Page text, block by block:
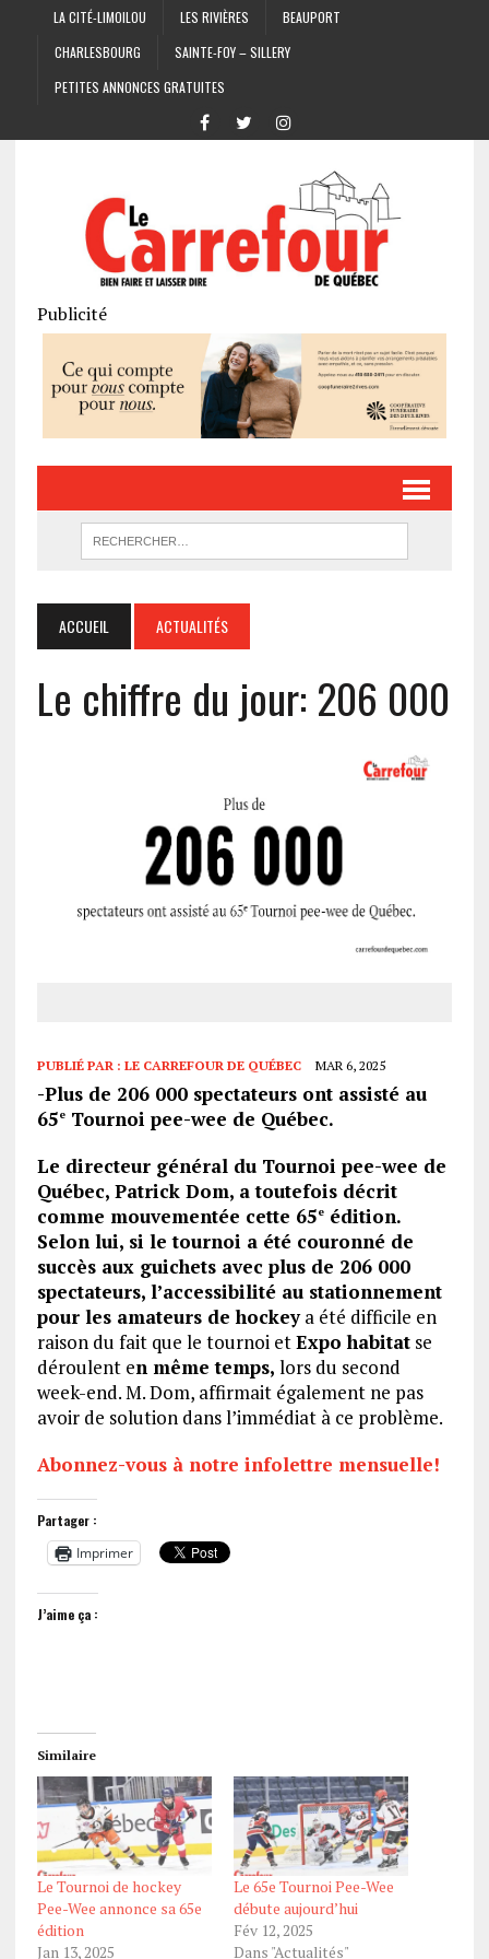
LA CITÉ-LIMOILOU LES RIVIÈRES
BEAUPORT
CHARLESBOURG
SAINTE-FOY – SILLERY
PETITES ANNONCES GRATUITES
Publicité
ACCUEIL ACTUALITÉS
Le chiffre du jour: 206 000
PUBLIÉ PAR : LE CARREFOUR DE QUÉBEC MAR 6, 2025
-Plus de 206 000 spectateurs ont assisté au
65eTournoi pee-wee de Québec.
Le directeur général du Tournoi pee-wee de
Québec, Patrick Dom, a toutefois décrit
comme mouvementée cette 65eédition.
Selon lui, si le tournoi a été couronné de
succès aux guichets avec plus de 206 000
spectateurs, l’accessibilité au stationnement
pour les amateurs de hockeya été difficile en
raison du fait que le tournoi etExpo habitatse
déroulent en même temps, lors du second
week-end. M. Dom, affirmait également ne pas
avoir de solution dans l’immédiat à ce problème.
Abonnez-vous à notre infolettre mensuelle!
Partager :
Imprimer
J’aime ça :
Similaire
Le Tournoi de hockey
Pee-Wee annonce sa 65e
édition
Jan 13, 2025
Le 65e Tournoi Pee-Wee
débute aujourd’hui
Fév 12, 2025
Dans "Actualités"